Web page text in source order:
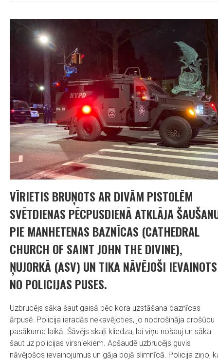
VĪRIETIS BRUŅOTS AR DIVĀM PISTOLĒM
SVĒTDIENAS PĒCPUSDIENĀ ATKLĀJA
PIE MANHETENAS BAZNĪCAS (CATHEDRAL
CHURCH OF SAINT JOHN THE DIVINE),
ŅUJORKĀ (ASV) UN TIKA NĀVĒJOŠI IEVAINOTS
NO POLICIJAS PUSES.
Uzbrucējs sāka šaut gaisā pēc kora uzstāšana baznīcas
ārpusē. Policija ieradās nekavējoties, jo nodrošināja drošūbu
pasākuma laikā. Šāvējs skaļi kliedza, lai viņu nošauj un sāka
šaut uz policijas virsniekiem. Apšaudē uzbrucējs guvis
nāvējošos ievainojumus un gāja bojā slimnīcā. Policija ziņo,